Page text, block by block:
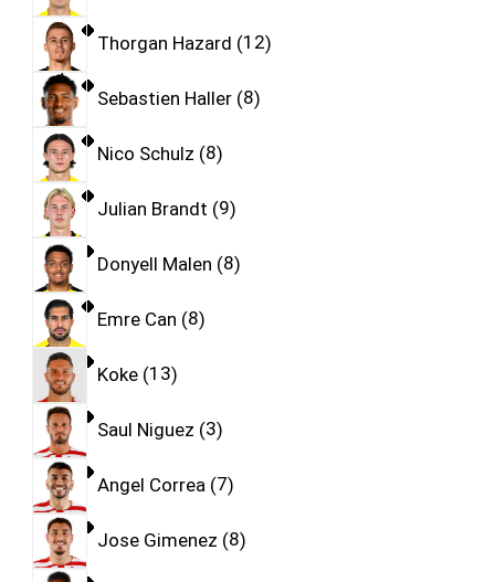
Thorgan Hazard 12
Sebastien Haller 8
Nico Schulz 8
Julian Brandt 9
Donyell Malen 8
Emre Can 8
Koke 13
Saul Niguez 3
Angel Correa 7
Jose Gimenez 8